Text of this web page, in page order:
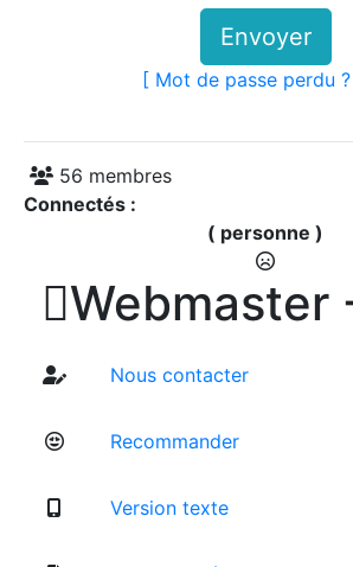
Envoyer
[ Mot de passe perdu ?
56 membres
Connectés :
( personne )
Webmaster
Nous contacter
Recommander
Version texte